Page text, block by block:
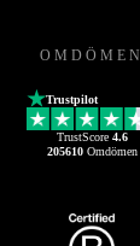
OMDÖMEN
Trustpilot
TrustScore 4.6
205610Omdömen